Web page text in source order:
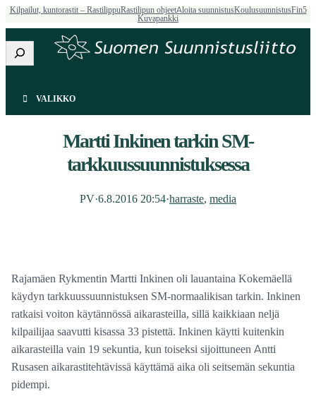
Kilpailut, kuntorastit – RastilippuRastilipun ohjeetAloita suunnistusKoulusuunnistusFin5
Kuvapankki
Etsi
VALIKKO
Martti Inkinen tarkin SM-
tarkkuussuunnistuksessa
PV·6.8.2016 20:54·harraste, media
Rajamäen Rykmentin Martti Inkinen oli lauantaina Kokemäellä
käydyn tarkkuussuunnistuksen SM-normaalikisan tarkin. Inkinen
ratkaisi voiton käytännössä aikarasteilla, sillä kaikkiaan neljä
kilpailijaa saavutti kisassa 33 pistettä. Inkinen käytti kuitenkin
aikarasteilla vain 19 sekuntia, kun toiseksi sijoittuneen Antti
Rusasen aikarastitehtävissä käyttämä aika oli seitsemän sekuntia
pidempi.